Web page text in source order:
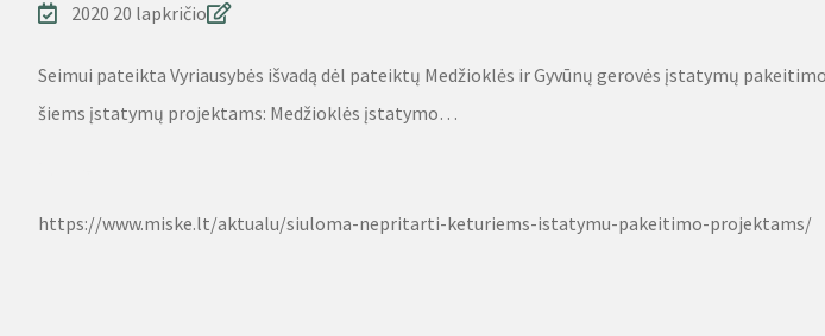
2020 20 lapkričio
Seimui pateikta Vyriausybės išvadą dėl pateiktų Medžioklės ir Gyvūnų gerovės įstatymų
šiems įstatymų projektams: Medžioklės įstatymo…
https://www.miske.lt/aktualu/siuloma-nepritarti-keturiems-istatymu-pakeitimo-projektams/